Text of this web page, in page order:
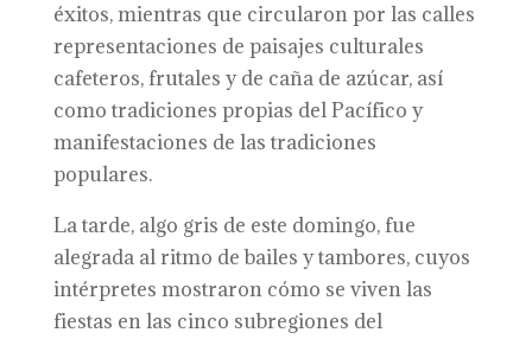
éxitos, mientras que circularon por las calles
representaciones de paisajes culturales
cafeteros, frutales y de caña de azúcar, así
como tradiciones propias del Pacífico y
manifestaciones de las tradiciones
populares.
La tarde, algo gris de este domingo, fue
alegrada al ritmo de bailes y tambores, cuyos
intérpretes mostraron cómo se viven las
fiestas en las cinco subregiones del